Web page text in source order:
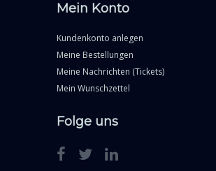
Mein Konto
Kundenkonto anlegen
Meine Bestellungen
Meine Nachrichten (Tickets)
Mein Wunschzettel
Folge uns